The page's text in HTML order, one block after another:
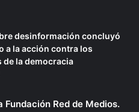
desinformación concluyó
a la acción contra los
de la democracia
Fundación Red de Medios.